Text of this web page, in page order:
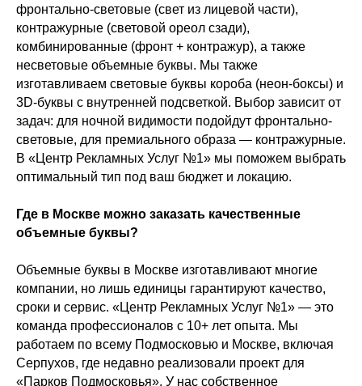
фронтально-световые (свет из лицевой части),
контражурные (световой ореол сзади),
комбинированные (фронт + контражур), а также
несветовые объемные буквы. Мы также
изготавливаем световые буквы короба (неон-боксы) и
3D-буквы с внутренней подсветкой. Выбор зависит от
задач: для ночной видимости подойдут фронтально-
световые, для премиального образа — контражурные.
В «Центр Рекламных Услуг №1» мы поможем выбрать
оптимальный тип под ваш бюджет и локацию.
Где в Москве можно заказать качественные
объемные буквы?
Объемные буквы в Москве изготавливают многие
компании, но лишь единицы гарантируют качество,
сроки и сервис. «Центр Рекламных Услуг №1» — это
команда профессионалов с 10+ лет опыта. Мы
работаем по всему Подмосковью и Москве, включая
Серпухов, где недавно реализовали проект для
«Парков Подмосковья». У нас собственное